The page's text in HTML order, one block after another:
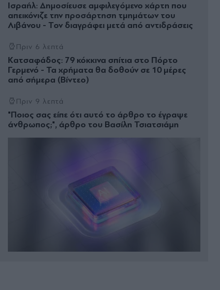
Ισραήλ: Δημοσίευσε αμφιλεγόμενο χάρτη που
απεικόνιζε την προσάρτηση τμημάτων του
Λιβάνου - Τον διαγράφει μετά από αντιδράσεις
Πριν 6 λεπτά
Kατσαφάδος: 79 κόκκινα σπίτια στο Πόρτο
Γερμενό - Τα χρήματα θα δοθούν σε 10 μέρες
από σήμερα (Βίντεο)
Πριν 9 λεπτά
"Ποιος σας είπε ότι αυτό το άρθρο το έγραψε
άνθρωπος;", άρθρο του Βασίλη Τσιατσιάμη